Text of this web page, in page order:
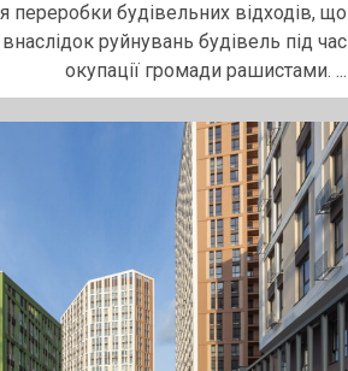
переробки будівельних відходів, що
руйнувань будівель під час
окупації громади рашистами. ...